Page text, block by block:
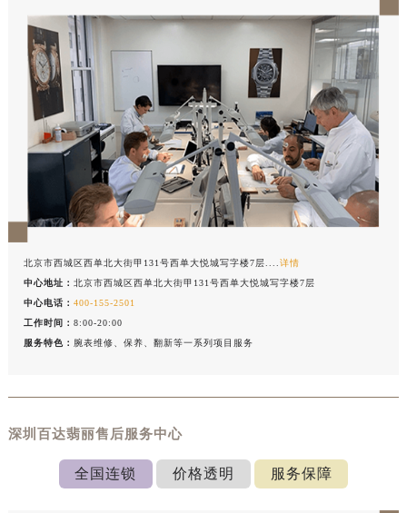
北京市西城区西单北大街甲131号西单大悦城写字楼7层....详情
中心地址：北京市西城区西单北大街甲131号西单大悦城写字楼7层
中心电话：400-155-2501
工作时间：8:00-20:00
服务特色： 腕表维修、保养、翻新等一系列项目服务
深圳百达翡丽售后服务中心
全国连锁 价格透明 服务保障